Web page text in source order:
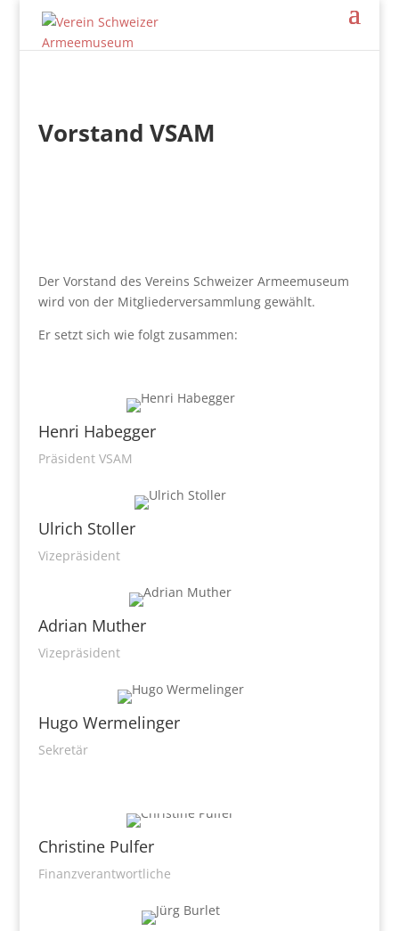
Vorstand VSAM
Der Vorstand des Vereins Schweizer Armeemuseum
wird von der Mitgliederversammlung gewählt.
Er setzt sich wie folgt zusammen:
Henri Habegger
Präsident VSAM
Ulrich Stoller
Vizepräsident
Adrian Muther
Vizepräsident
Hugo Wermelinger
Sekretär
Christine Pulfer
Finanzverantwortliche